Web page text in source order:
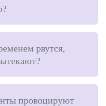
рвутся,
провоцируют